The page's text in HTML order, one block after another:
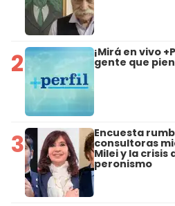
2 ¡Mirá en vivo
gente que
3 Encuesta
consultoras
Milei y la crisis
peronismo